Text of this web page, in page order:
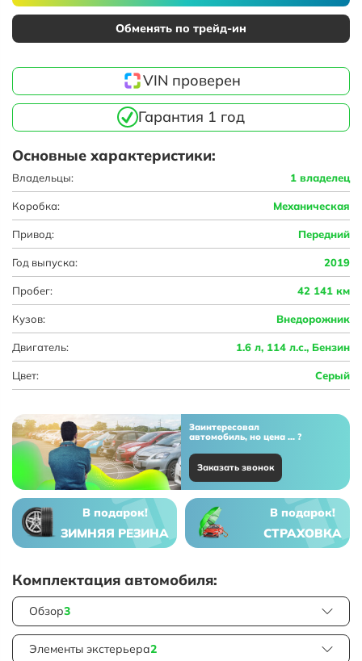
Обменять по трейд-ин
VIN проверен
Гарантия 1 год
Основные характеристики:
Владельцы: 1 владелец
Коробка: Механическая
Привод: Передний
Год выпуска: 2019
Пробег: 42 141 км
Кузов: Внедорожник
Двигатель: 1.6 л, 114 л.с., Бензин
Цвет: Серый
Заинтересовал
автомобиль, но цена ... ?
Заказать звонок
В подарок!
ЗИМНЯЯ РЕЗИНА
В подарок!
СТРАХОВКА
Комплектация автомобиля:
Обзор3
Элементы экстерьера2